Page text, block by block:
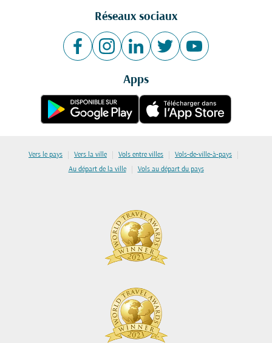
Réseaux sociaux
Apps
Vers le pays | Vers la ville | Vols entre villes | Vols-de-ville-à-pays |
Au départ de la ville | Vols au départ du pays